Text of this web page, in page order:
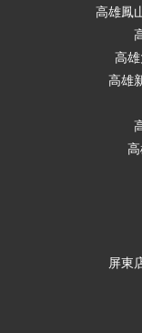
高雄鳳
高
高雄
屏東